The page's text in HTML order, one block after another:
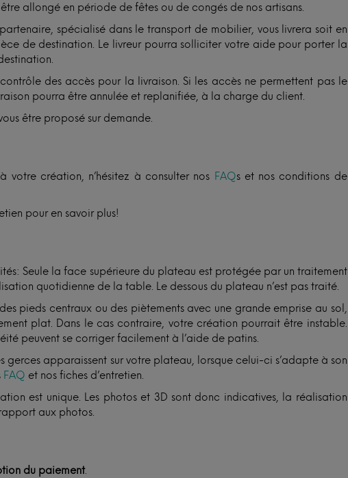
allongé en période de fêtes ou de congés de nos artisans.
spécialisé dans le transport de mobilier, vous livrera soit en
de destination. Le livreur pourra solliciter votre aide pour porter la
des accès pour la livraison. Si les accès ne permettent pas le
pourra être annulée et replanifiée, à la charge du client.
être proposé sur demande.
votre création, n’hésitez à consulter nos FAQs et nos conditions de
pour en savoir plus!
Seule la face supérieure du plateau est protégée par un traitement
quotidienne de la table. Le dessous du plateau n’est pas traité.
pieds centraux ou des piètements avec une grande emprise au sol,
plat. Dans le cas contraire, votre création pourrait être instable.
peuvent se corriger facilement à l’aide de patins.
gerces apparaissent sur votre plateau, lorsque celui-ci s’adapte à son
FAQ et nos fiches d’entretien.
est unique. Les photos et 3D sont donc indicatives, la réalisation
aux photos.
du paiement.